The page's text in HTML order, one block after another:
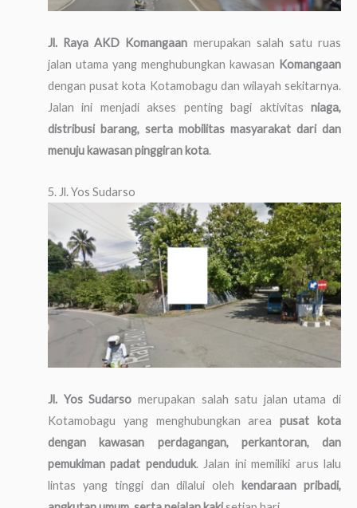
Jl. Raya AKD Komangaan merupakan salah satu ruas
jalan utama yang menghubungkan kawasan Komangaan
dengan pusat kota Kotamobagu dan wilayah sekitarnya.
Jalan ini menjadi akses penting bagi aktivitas niaga,
distribusi barang, serta mobilitas masyarakat dari dan
menuju kawasan pinggiran kota.
5. Jl. Yos Sudarso
Jl. Yos Sudarso merupakan salah satu jalan utama di
Kotamobagu yang menghubungkan areapusat kota
dengan kawasan perdagangan, perkantoran, dan
pemukiman padat penduduk. Jalan ini memiliki arus lalu
lintas yang tinggi dan dilalui oleh kendaraan pribadi,